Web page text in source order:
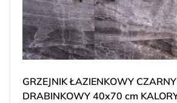
GRZEJNIK ŁAZIENKOWY CZARNY
DRABINKOWY 40x70 cm KALORYFER